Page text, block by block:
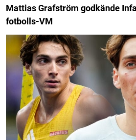
Mattias Grafström godkände
fotbolls-VM